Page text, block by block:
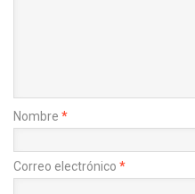
Nombre *
Correo electrónico *